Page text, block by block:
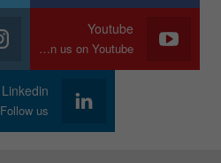
Youtube
Join us on Youtube
Linkedin
Follow us